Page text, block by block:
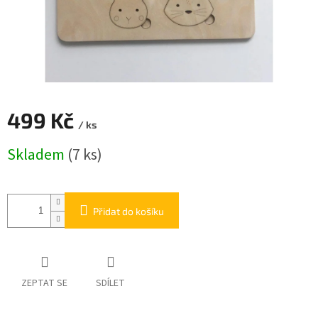
499 Kč / ks
cena:
Skladem (7 ks)
Přidat do košíku
ZEPTAT SE SDÍLET